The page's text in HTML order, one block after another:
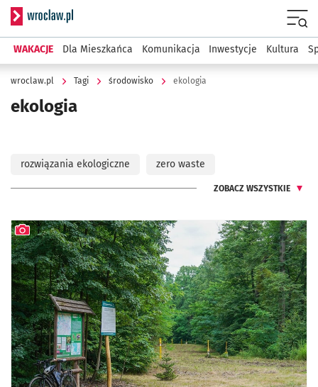
Serwis informacyjny wroclaw.pl
WAKACJE Dla Mieszkańca Komunikacja Inwestycje Kultura
wroclaw.pl Tagi środowisko ekologia
ekologia
rozwiązania ekologiczne zero waste
ZOBACZ WSZYSTKIE